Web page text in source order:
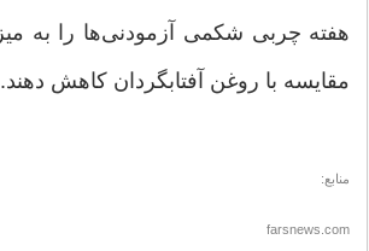
مقایسه با روغن آفتابگردان کاهش دهند.
منابع:
farsnews.com